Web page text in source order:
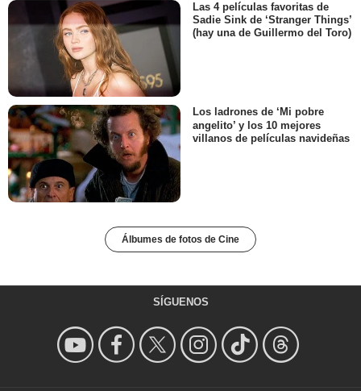
Las 4 películas favoritas de
Sadie Sink de ‘Stranger Things’
(hay una de Guillermo del Toro)
Los ladrones de ‘Mi pobre
angelito’ y los 10 mejores
villanos de películas navideñas
Álbumes de fotos de Cine
SÍGUENOS